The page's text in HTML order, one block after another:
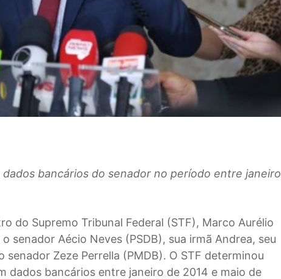
bancários do senador no período entre janeiro
do Supremo Tribunal Federal (STF), Marco Aurélio
senador Aécio Neves (PSDB), sua irmã Andrea, seu
Zeze Perrella (PMDB). O STF determinou
dados bancários entre janeiro de 2014 e maio de